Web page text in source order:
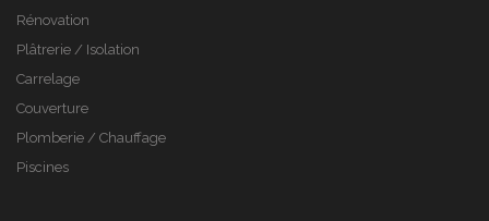
Rénovation
Plâtrerie / Isolation
Carrelage
Couverture
Plomberie / Chauffage
Piscines